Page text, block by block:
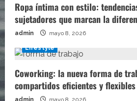
Ropa íntima con estilo:
sujetadores que marcan la
admin mayo 8, 2026
Lifestyle
Coworking: la nueva forma de
compartidos eficientes y flexibles
admin mayo 8, 2026